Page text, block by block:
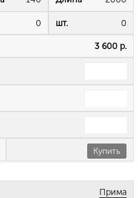
0 0
3 600 р.
Купить
Прима